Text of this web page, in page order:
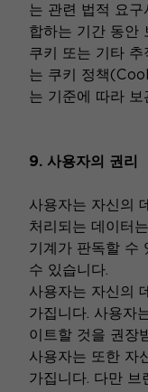
는 관련 법적 요
합하는 기간 동안
쿠키 또는 기타
는 쿠키 정책
는 기준에 따라 보
9. 사용자의 권리
사용자는 자신의
처리되는 데이터
기계가 판독할 수
수 있습니다.
사용자는 자신의
가집니다. 사용자
이트할 것을 권장
사용자는 또한 자
가집니다. 다만